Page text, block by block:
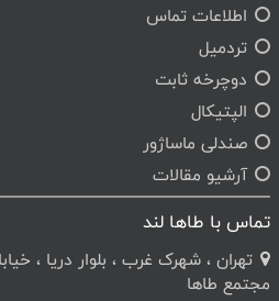
اطلاعات تماس
تردمیل
دوچرخه ثابت
الپتیکال
صندلی ماساژور
آرشیو مقالات
تماس با طاها لند
مجتمع طاها